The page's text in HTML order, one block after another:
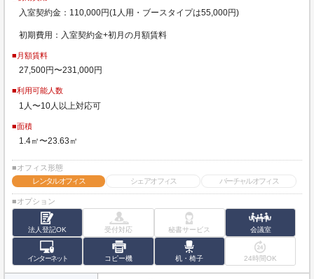
入室契約金：110,000円(1人用・ブースタイプは55,000円)
初期費用：入室契約金+初月の月額賃料
■月額賃料
27,500円〜231,000円
■利用可能人数
1人〜10人以上対応可
■面積
1.4㎡〜23.63㎡
■オフィス形態
レンタルオフィス
シェアオフィス バーチャルオフィス
■オプション
法人登記OK 受付対応 秘書サービス 会議室
インターネット コピー機 机・椅子 24時間OK